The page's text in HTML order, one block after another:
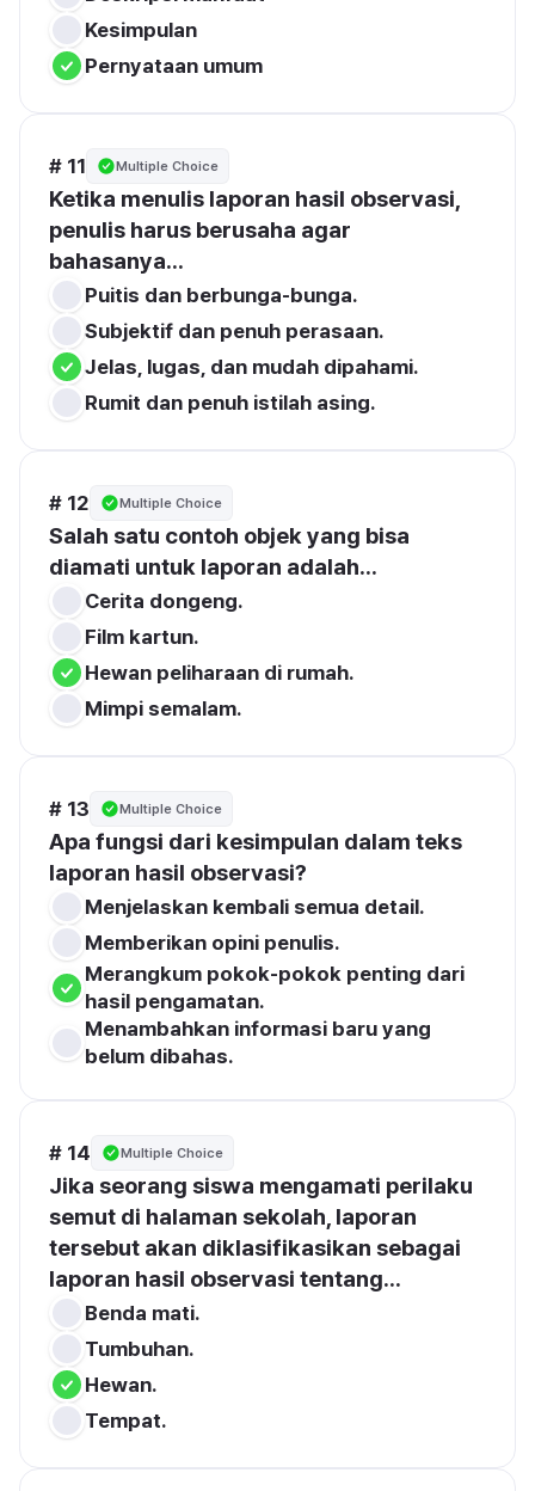
Kesimpulan
Pernyataan umum
# 11 Multiple Choice
Ketika menulis laporan hasil observasi,
penulis harus berusaha agar
bahasanya...
Puitis dan berbunga-bunga.
Subjektif dan penuh perasaan.
Jelas, lugas, dan mudah dipahami.
Rumit dan penuh istilah asing.
# 12 Multiple Choice
Salah satu contoh objek yang bisa
diamati untuk laporan adalah...
Cerita dongeng.
Film kartun.
Hewan peliharaan di rumah.
Mimpi semalam.
# 13 Multiple Choice
Apa fungsi dari kesimpulan dalam teks
laporan hasil observasi?
Menjelaskan kembali semua detail.
Memberikan opini penulis.
Merangkum pokok-pokok penting dari
hasil pengamatan.
Menambahkan informasi baru yang
belum dibahas.
# 14 Multiple Choice
Jika seorang siswa mengamati perilaku
semut di halaman sekolah, laporan
tersebut akan diklasifikasikan sebagai
laporan hasil observasi tentang...
Benda mati.
Tumbuhan.
Hewan.
Tempat.